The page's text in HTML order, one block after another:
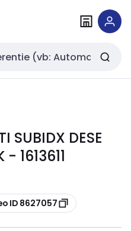
SUBIDX DESE
1613611
ID 8627057